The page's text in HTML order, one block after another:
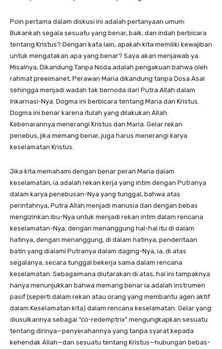
Poin pertama dalam diskusi ini adalah pertanyaan umum:
Bukankah segala sesuatu yang benar, baik, dan indah berbicara
tentang Kristus? Dengan kata lain, apakah kita memiliki kewajiban
untuk mengatakan apa yang benar? Saya akan menjawab ya.
Misalnya, Dikandung Tanpa Noda adalah pengakuan bahwa oleh
rahmat preeimanet, Perawan Maria dikandung tanpa Dosa Asal
sehingga menjadi wadah tak bernoda dari Putra Allah dalam
Inkarnasi-Nya. Dogma ini berbicara tentang Maria dan Kristus.
Dogma ini benar karena itulah yang dilakukan Allah.
Kebenarannya menerangi Kristus dan Maria. Gelar rekan
penebus, jika memang benar, juga harus menerangi karya
keselamatan Kristus.
Jika kita memahami dengan benar peran Maria dalam
keselamatan, ia adalah rekan kerja yang intim dengan Putranya
dalam karya penebusan-Nya yang tunggal, bahwa atas
perintahnya, Putra Allah menjadi manusia dan dengan bebas
mengizinkan ibu-Nya untuk menjadi rekan intim dalam rencana
keselamatan-Nya; dengan menanggung hal-hal itu di dalam
hatinya, dengan menanggung, di dalam hatinya, penderitaan
batin yang dialami Putranya dalam daging-Nya, ia, di atas
segalanya, secara tunggal bekerja sama dalam rencana
keselamatan. Sebagaimana diutarakan di atas, hal ini tampaknya
hanya menunjukkan bahwa memang benar ia adalah instrumen
pasif (seperti dalam rekan atau orang yang membantu agen aktif
dalam Keselamatan kita) dalam rencana keselamatan. Gelar yang
diusulkannya sebagai “co-redemptrix” mengungkapkan sesuatu
tentang dirinya—penyerahannya yang tanpa syarat kepada
kehendak Allah—dan sesuatu tentang Kristus—hubungan bebas-